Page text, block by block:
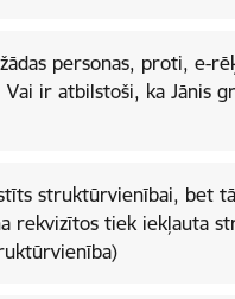
personas, proti, e-
Vai ir atbilstoši, ka Jānis
struktūrvienībai, bet
rekvizītos tiek iekļauta